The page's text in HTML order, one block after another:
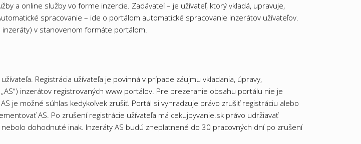
a online služby vo forme inzercie. Zadávateľ – je užívateľ, ktorý vkladá, upravuje,
spracovanie – ide o portálom automatické spracovanie inzerátov užívateľov.
v stanovenom formáte portálom.
Registrácia užívateľa je povinná v prípade záujmu vkladania, úpravy,
inzerátov registrovaných www portálov. Pre prezeranie obsahu portálu nie je
je možné súhlas kedykoľvek zrušiť. Portál si vyhradzuje právo zrušiť registráciu alebo
AS. Po zrušení registrácie užívateľa má cekujbyvanie.sk právo udržiavať
dohodnuté inak. Inzeráty AS budú zneplatnené do 30 pracovných dní po zrušení